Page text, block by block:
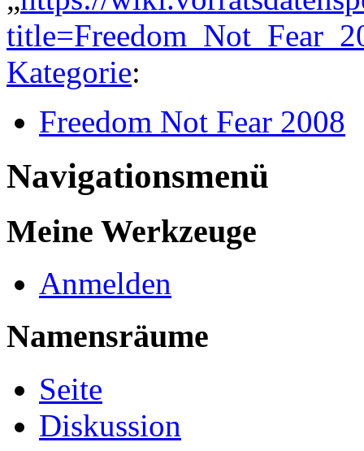
Kategorie:
Freedom Not Fear 2008
Navigationsmenü
Meine Werkzeuge
Anmelden
Namensräume
Seite
Diskussion